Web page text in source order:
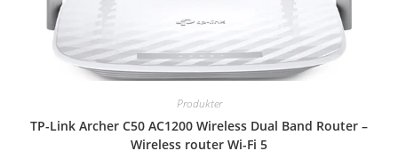
Produkter
TP-Link Archer C50 AC1200 Wireless Dual Band Router –
Wireless router Wi-Fi 5